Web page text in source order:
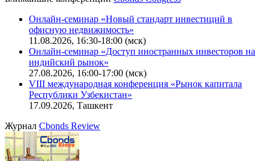
Поиск котировок облигаций
Ближайшие конференцииCbonds Congress
Онлайн-семинар «Новый стандарт инвестиций в
офисную недвижимость»
11.08.2026, 16:30-18:00 (мск)
Онлайн-семинар «Доступ иностранных инвесторов на
индийский рынок»
VIII международная конференция «Рынок капитала
Республики Узбекистан»
17.09.2026, Ташкент